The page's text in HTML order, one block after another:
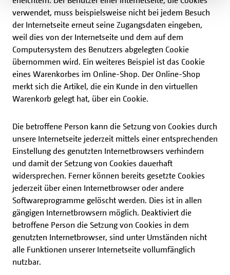
verwendet, muss beispielsweise nicht bei jedem Besuch
der Internetseite erneut seine Zugangsdaten eingeben,
weil dies von der Internetseite und dem auf dem
Computersystem des Benutzers abgelegten Cookie
übernommen wird. Ein weiteres Beispiel ist das Cookie
eines Warenkorbes im Online-Shop. Der Online-Shop
merkt sich die Artikel, die ein Kunde in den virtuellen
Warenkorb gelegt hat, über ein Cookie.
Die betroffene Person kann die Setzung von Cookies durch
unsere Internetseite jederzeit mittels einer entsprechenden
Einstellung des genutzten Internetbrowsers verhindern
und damit der Setzung von Cookies dauerhaft
widersprechen. Ferner können bereits gesetzte Cookies
jederzeit über einen Internetbrowser oder andere
Softwareprogramme gelöscht werden. Dies ist in allen
gängigen Internetbrowsern möglich. Deaktiviert die
betroffene Person die Setzung von Cookies in dem
genutzten Internetbrowser, sind unter Umständen nicht
alle Funktionen unserer Internetseite vollumfänglich
nutzbar.